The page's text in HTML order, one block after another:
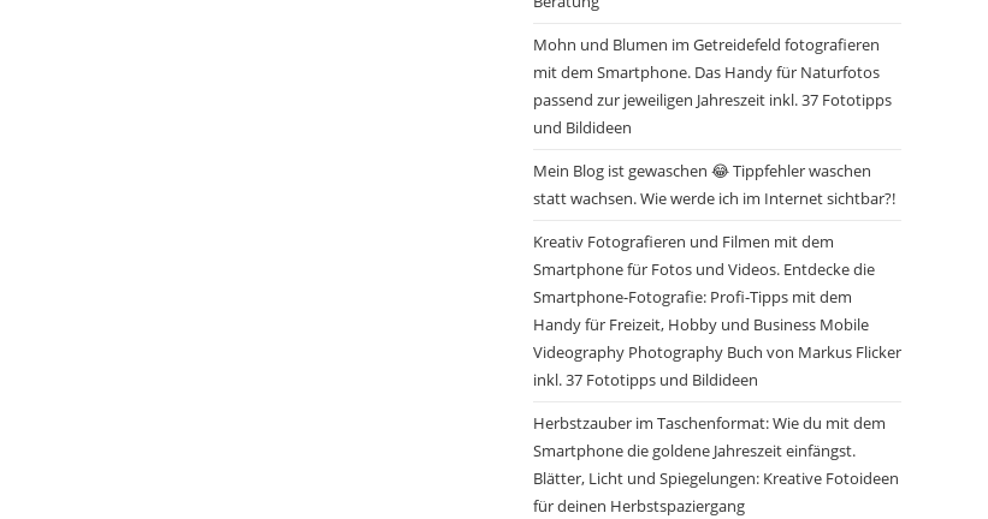
Mohn und Blumen im Getreidefeld fotografieren
mit dem Smartphone. Das Handy für Naturfotos
passend zur jeweiligen Jahreszeit inkl. 37 Fototipps
und Bildideen
Mein Blog ist gewaschen 😂 Tippfehler waschen
statt wachsen. Wie werde ich im Internet sichtbar?!
Kreativ Fotografieren und Filmen mit dem
Smartphone für Fotos und Videos. Entdecke die
Smartphone-Fotografie: Profi-Tipps mit dem
Handy für Freizeit, Hobby und Business Mobile
Videography Photography Buch von Markus Flicker
inkl. 37 Fototipps und Bildideen
Herbstzauber im Taschenformat: Wie du mit dem
Smartphone die goldene Jahreszeit einfängst.
Blätter, Licht und Spiegelungen: Kreative Fotoideen
für deinen Herbstspaziergang